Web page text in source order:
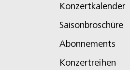
Konzertkalender
Saisonbroschüre
Abonnements
Konzertreihen